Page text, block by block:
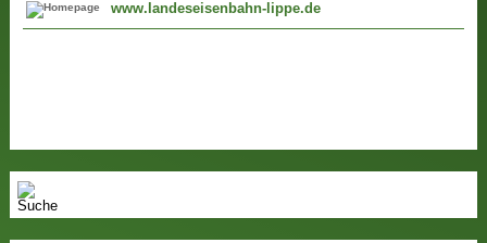
www.landeseisenbahn-lippe.de